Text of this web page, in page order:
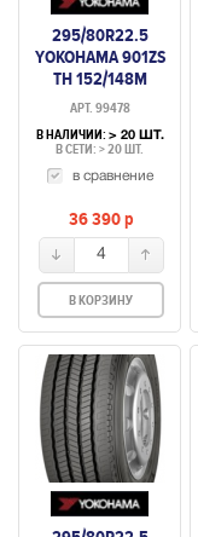
295/80R22.5
YOKOHAMA 901ZS
TH 152/148M
(РУЛЕВАЯ)
АРТ. 99478
В НАЛИЧИИ: > 20 ШТ.
В СЕТИ: > 20 ШТ.
в сравнение
36 390p
4
В КОРЗИНУ